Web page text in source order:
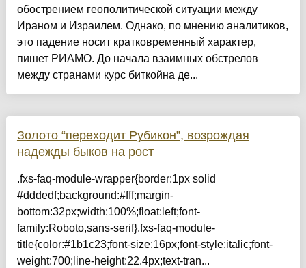
обострением геополитической ситуации между
Ираном и Израилем. Однако, по мнению аналитиков,
это падение носит кратковременный характер,
пишет РИАМО. До начала взаимных обстрелов
между странами курс биткойна де...
Золото “переходит Рубикон”, возрождая
надежды быков на рост
.fxs-faq-module-wrapper{border:1px solid
#dddedf;background:#fff;margin-
bottom:32px;width:100%;float:left;font-
family:Roboto,sans-serif}.fxs-faq-module-
title{color:#1b1c23;font-size:16px;font-style:italic;font-
weight:700;line-height:22.4px;text-tran...